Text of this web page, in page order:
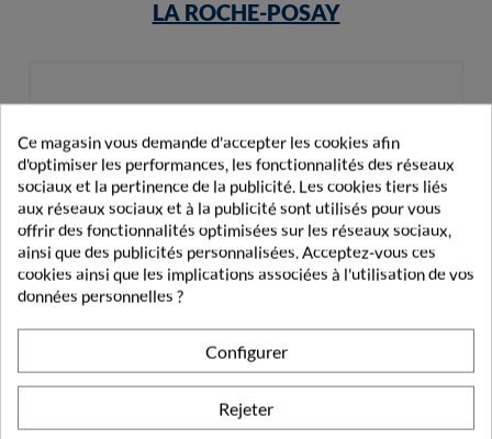
LA ROCHE-POSAY
Ce magasin vous demande d'accepter les cookies afin
d'optimiser les performances, les fonctionnalités des réseaux
sociaux et la pertinence de la publicité. Les cookies tiers liés
aux réseaux sociaux et à la publicité sont utilisés pour vous
offrir des fonctionnalités optimisées sur les réseaux sociaux,
ainsi que des publicités personnalisées. Acceptez-vous ces
cookies ainsi que les implications associées à l'utilisation de vos
données personnelles ?
Configurer
Rejeter